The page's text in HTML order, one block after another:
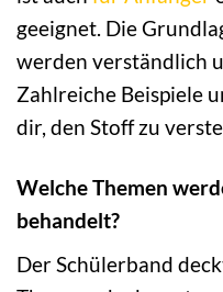
geeignet. Die
werden verständlich
Zahlreiche Beispiele
dir, den Stoff zu
Welche Themen
behandelt?
Der Schülerband